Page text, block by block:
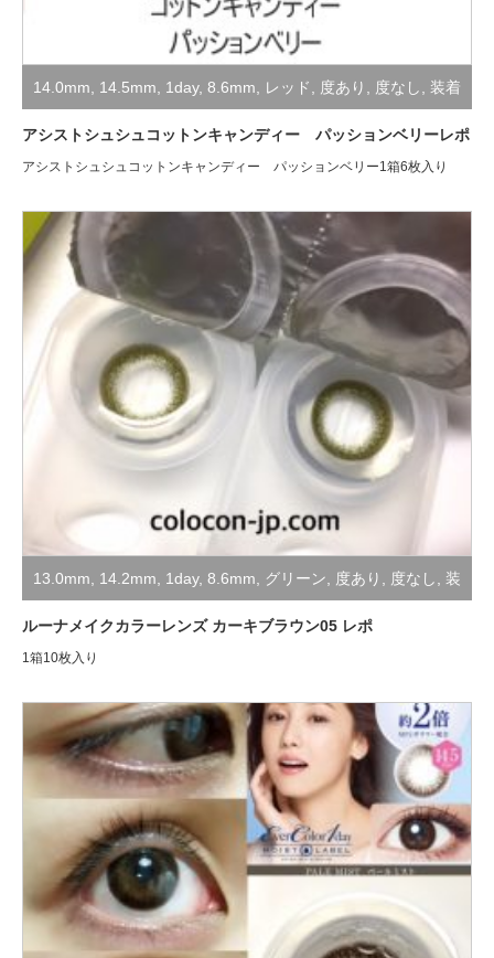
14.0mm 14.5mm 1day, 8.6mm レッド 度あり 度なし 装着
レポ, 高発色・コスプレ用
アシストシュシュコットンキャンディー パッションベリーレポ
アシストシュシュコットンキャンディー パッションベリー1箱6枚入り
13.0mm 14.2mm 1day, 8.6mm グリーン 度あり 度なし 装
着レポ
ルーナメイクカラーレンズ カーキブラウン05 レポ
1箱10枚入り